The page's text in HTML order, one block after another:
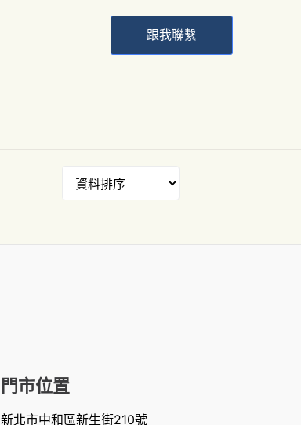
跟我聯繫
門市位置
新北市中和區新生街210號